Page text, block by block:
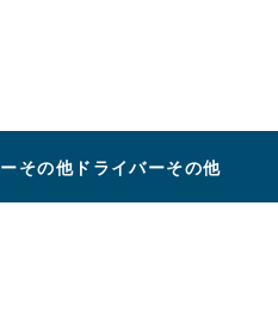
その他ドライバーその他